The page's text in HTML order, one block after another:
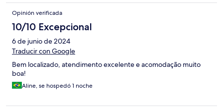
Opinión verificada
10/10 Excepcional
6 de junio de 2024
Traducir con Google
Bem localizado, atendimento excelente e acomodação muito
boa!
Aline, se hospedó 1 noche